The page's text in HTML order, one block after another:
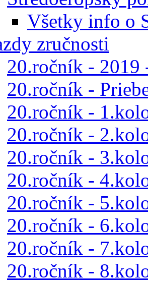
Všetky info o
zručnosti
20.ročník - 2019
20.ročník -
20.ročník -
20.ročník -
20.ročník -
20.ročník -
20.ročník -
20.ročník -
20.ročník -
20.ročník -